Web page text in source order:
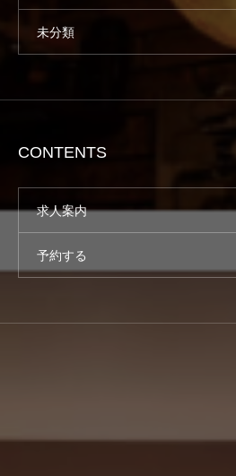
未分類
CONTENTS
求人案内
予約する